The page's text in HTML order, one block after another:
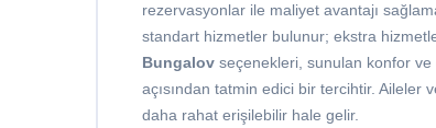
rezervasyonlar ile maliyet avantajı
standart hizmetler bulunur; ekstra
Bungalov seçenekleri, sunulan konfor
açısından tatmin edici bir tercihtir.
daha rahat erişilebilir hale gelir.